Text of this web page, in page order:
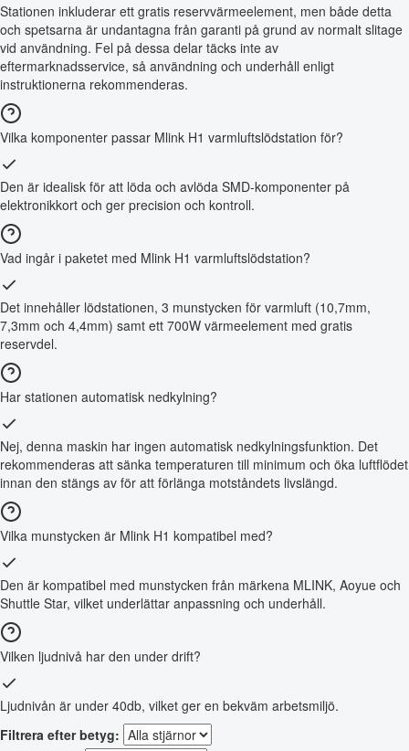
Stationen inkluderar ett gratis reservvärmeelement, men både detta
och spetsarna är undantagna från garanti på grund av normalt slitage
vid användning. Fel på dessa delar täcks inte av
eftermarknadsservice, så användning och underhåll enligt
instruktionerna rekommenderas.
Vilka komponenter passar Mlink H1 varmluftslödstation för?
Den är idealisk för att löda och avlöda SMD-komponenter på
elektronikkort och ger precision och kontroll.
Vad ingår i paketet med Mlink H1 varmluftslödstation?
Det innehåller lödstationen, 3 munstycken för varmluft (10,7mm,
7,3mm och 4,4mm) samt ett 700W värmeelement med gratis
reservdel.
Har stationen automatisk nedkylning?
Nej, denna maskin har ingen automatisk nedkylningsfunktion. Det
rekommenderas att sänka temperaturen till minimum och öka luftflödet
innan den stängs av för att förlänga motståndets livslängd.
Vilka munstycken är Mlink H1 kompatibel med?
Den är kompatibel med munstycken från märkena MLINK, Aoyue och
Shuttle Star, vilket underlättar anpassning och underhåll.
Vilken ljudnivå har den under drift?
Ljudnivån är under 40db, vilket ger en bekväm arbetsmiljö.
Filtrera efter betyg: